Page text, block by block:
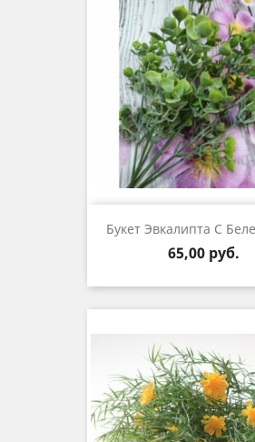
Букет Эвкалипта С
Цена
65,00 руб.